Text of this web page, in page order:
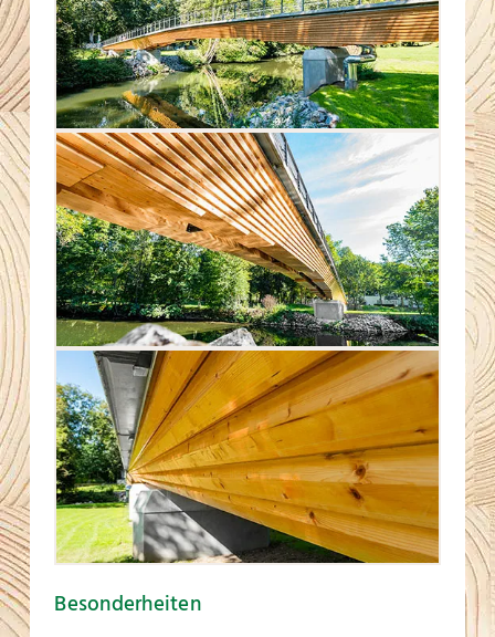
Besonderheiten